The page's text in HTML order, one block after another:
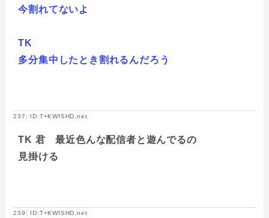
​今割れてないよ
TK
​多分集中したとき割れるんだろう
237: ID:T+KWfSHD.net
TK 君 最近色んな配信者と遊んでるの
見掛ける
239: ID:T+KWfSHD.net